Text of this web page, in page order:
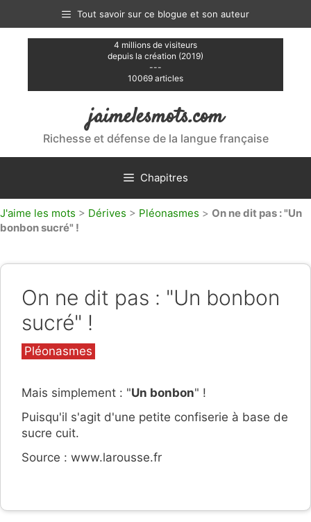
contenu
Tout savoir sur ce blogue et son auteur
4 millions de visiteurs
depuis la création (2019)
---
10069 articles
jaimelesmots.com
Richesse et défense de la langue française
Chapitres
J'aime les mots > Dérives > Pléonasmes > On ne dit pas : "Un
bonbon sucré" !
On ne dit pas : "Un bonbon
sucré" !
Catégories
Pléonasmes
Mais simplement : "Un bonbon" !
Puisqu'il s'agit d'une petite confiserie à base de
sucre cuit.
Source : www.larousse.fr